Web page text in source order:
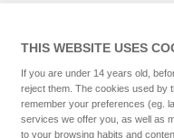
THIS WEBSITE USES
If you are under 14 years old,
reject them. The cookies used by
remember your preferences (eg.
services we offer you, as well as
to your browsing habits and